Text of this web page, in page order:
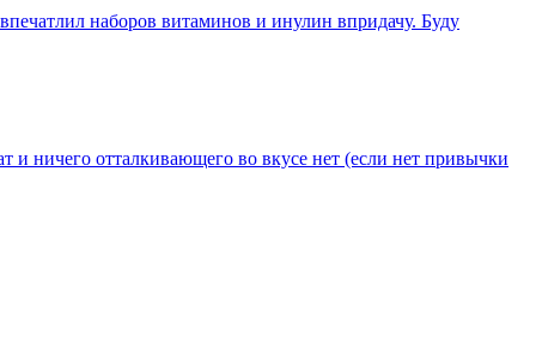
наборов витаминов и инулин впридачу. Буду
ничего отталкивающего во вкусе нет (если нет привычки